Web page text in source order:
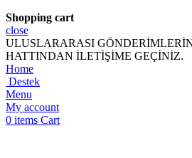
Shopping cart
close
ULUSLARARASI
HATTINDAN İLETİŞİME GEÇİNİZ.
Home
Destek
Menu
My account
0 items Cart